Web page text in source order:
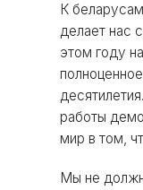
К
делает нас
этом году
работы
мир в том,
Мы не